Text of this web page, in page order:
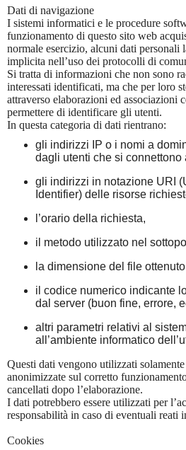
Dati di navigazione
I sistemi informatici e le procedure
funzionamento di questo sito web
normale esercizio, alcuni dati personali
implicita nell’uso dei protocolli di
Si tratta di informazioni che non sono
interessati identificati, ma che per loro
attraverso elaborazioni ed associazioni
permettere di identificare gli utenti.
In questa categoria di dati rientrano:
gli indirizzi IP o i nomi a
dagli utenti che si connettono
gli indirizzi in notazione URI
Identifier) delle risorse
l’orario della richiesta,
il metodo utilizzato nel
la dimensione del file
il codice numerico indicante
dal server (buon fine, errore,
altri parametri relativi al
all’ambiente informatico
Questi dati vengono utilizzati
anonimizzate sul corretto
cancellati dopo l’elaborazione.
I dati potrebbero essere utilizzati per
responsabilità in caso di eventuali reati
Cookies